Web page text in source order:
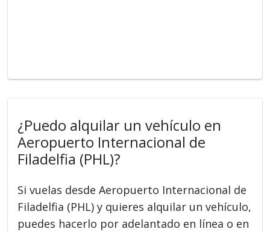
¿Puedo alquilar un vehículo en
Aeropuerto Internacional de
Filadelfia (PHL)?
Si vuelas desde Aeropuerto Internacional de
Filadelfia (PHL) y quieres alquilar un vehículo,
puedes hacerlo por adelantado en línea o en